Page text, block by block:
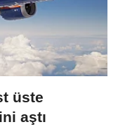
üste
aştı